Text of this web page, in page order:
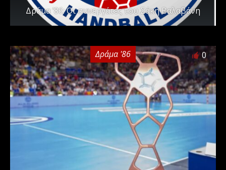
Δράμα ’86: Οι συνεργάτες του Σάκη Βαλαβάνη
Δράμα '86 0